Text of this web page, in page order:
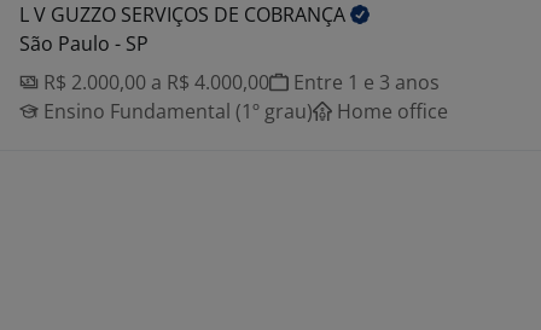
L V GUZZO SERVIÇOS DE COBRANÇA
São Paulo - SP
R$ 2.000,00 a R$ 4.000,00
Entre 1 e 3 anos
Ensino Fundamental (1º grau)
Home office